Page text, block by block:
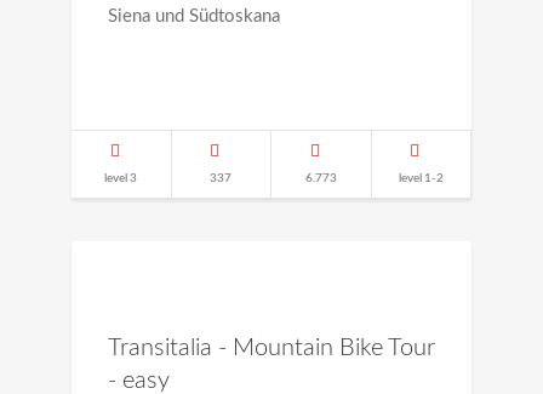
Siena und Südtoskana
level 3 337 6.773 level 1-2
Transitalia - Mountain Bike Tour
- easy